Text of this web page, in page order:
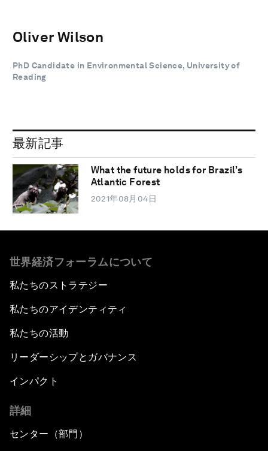
Oliver Wilson
PhD Candidate in Environmental Science, University of
Reading
最新記事
What the future holds for Brazil’s
Atlantic Forest
2021年08月04日
世界経済フォーラムについて
私たちのストラテジー
私たちのアイデンティティ
私たちの活動
リーダーシップとガバナンス
インパクト
詳細
センター（部門）